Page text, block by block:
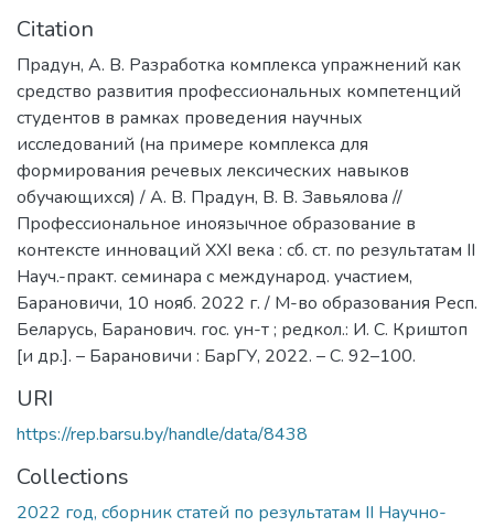
Citation
Прадун, А. В. Разработка комплекса упражнений как
средство развития профессиональных компетенций
студентов в рамках проведения научных
исследований (на примере комплекса для
формирования речевых лексических навыков
обучающихся) / А. В. Прадун, В. В. Завьялова //
Профессиональное иноязычное образование в
контексте инноваций XXI века : сб. ст. по результатам II
Науч.-практ. семинара с международ. участием,
Барановичи, 10 нояб. 2022 г. / М-во образования Респ.
Беларусь, Баранович. гос. ун-т ; редкол.: И. С. Криштоп
[и др.]. – Барановичи : БарГУ, 2022. – С. 92–100.
URI
https://rep.barsu.by/handle/data/8438
Collections
2022 год, сборник статей по результатам II Научно-